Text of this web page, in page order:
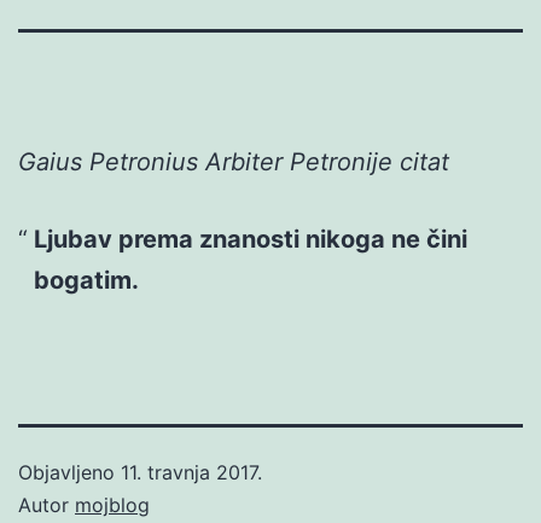
Gaius Petronius Arbiter Petronije citat
Ljubav prema znanosti nikoga ne čini
bogatim.
Objavljeno 11. travnja 2017.
Autor mojblog